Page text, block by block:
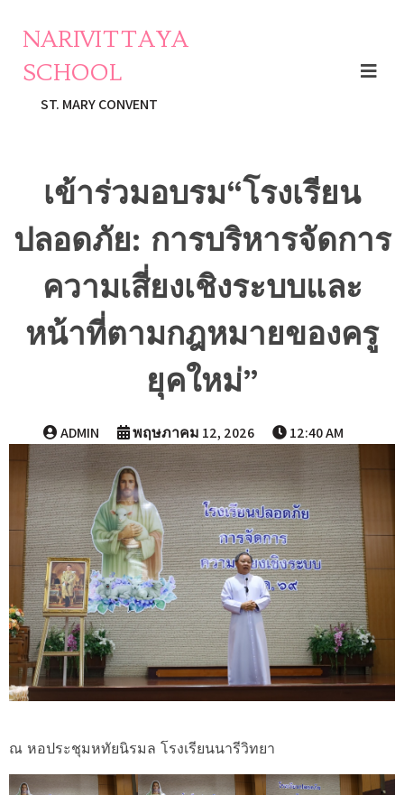
NARIVITTAYA
SCHOOL
ST. MARY CONVENT
เข้าร่วมอบรม“โรงเรียน
ปลอดภัย: การบริหารจัดการ
ความเสี่ยงเชิงระบบและ
หน้าที่ตามกฎหมายของครู
ยุคใหม่”
ADMIN พฤษภาคม 12, 2026 12:40 AM
ณ หอประชุมหทัยนิรมล โรงเรียนนารีวิทยา